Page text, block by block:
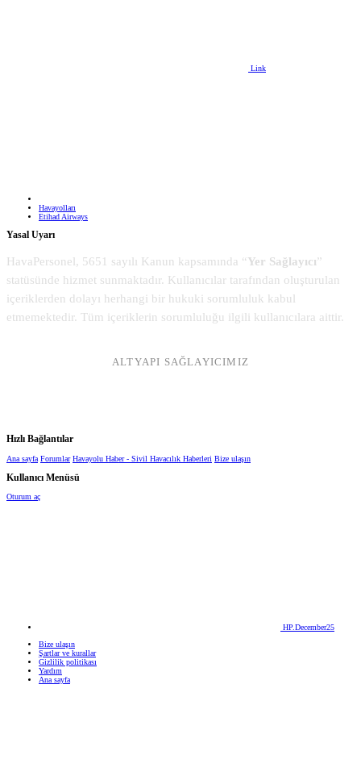
Link
Havayolları
Etihad Airways
Yasal Uyarı
HavaPersonel, 5651 sayılı Kanun kapsamında “Yer Sağlayıcı”
statüsünde hizmet sunmaktadır. Kullanıcılar tarafından oluşturulan
içeriklerden dolayı herhangi bir hukuki sorumluluk kabul
etmemektedir. Tüm içeriklerin sorumluluğu ilgili kullanıcılara aittir.
ALTYAPI SAĞLAYICIMIZ
Hızlı Bağlantılar
Ana sayfa Forumlar Havayolu Haber - Sivil Havacılık Haberleri Bize ulaşın
Kullanıcı Menüsü
Oturum aç
HP.December25
Bize ulaşın
Şartlar ve kurallar
Gizlilik politikası
Yardım
Ana sayfa